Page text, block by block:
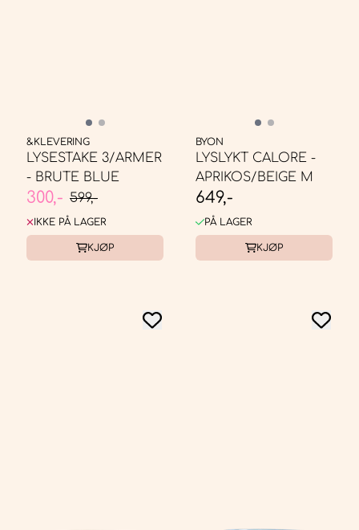
&KLEVERING
LYSESTAKE 3/ARMER
- BRUTE BLUE
300,- 599,-
IKKE PÅ LAGER
KJØP
BYON
LYSLYKT CALORE -
APRIKOS/BEIGE M
649,-
PÅ LAGER
KJØP